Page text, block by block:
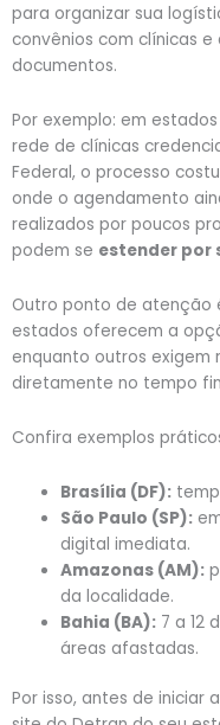
para organizar sua
convênios com clínicas
documentos.
Por exemplo: em
rede de clínicas
Federal, o processo
onde o agendamento
realizados por poucos
podem se estender por
Outro ponto de atenção
estados oferecem a
enquanto outros exigem
diretamente no tempo
Confira exemplos
Brasília (DF):
São Paulo (SP):
digital imediata.
Amazonas (AM):
da localidade.
Bahia (BA): 7 a 12
áreas afastadas.
Por isso, antes de iniciar